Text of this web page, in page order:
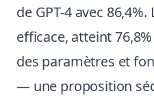
de GPT-4 avec
efficace, atteint
des paramètres et
— une proposition